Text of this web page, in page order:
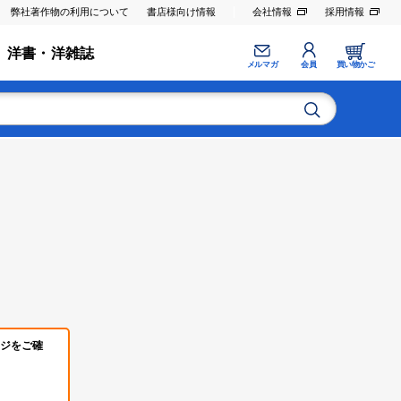
弊社著作物の利用について 書店様向け情報 会社情報 採用情報
洋書・洋雑誌
メルマガ 会員 買い物かご
をご確